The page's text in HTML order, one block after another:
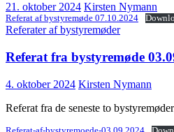
21. oktober 2024 Kirsten Nymann
Referat af bystyremøde 07.10.2024
Referater af bystyremøder
Referat fra bystyremøde
4. oktober 2024 Kirsten Nymann
Referat fra de seneste to